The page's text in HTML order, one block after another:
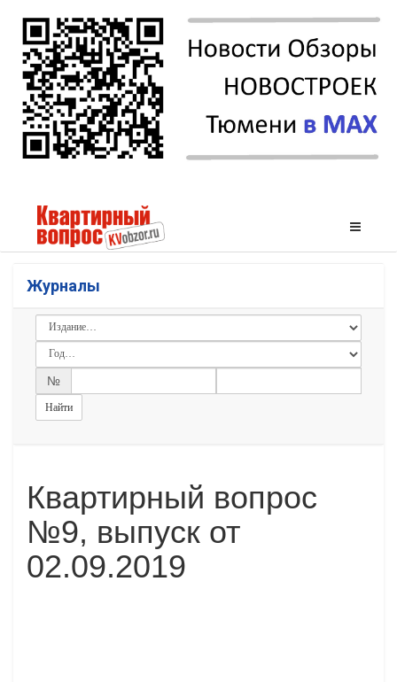
Журналы
№
Найти
Квартирный вопрос
№9, выпуск от
02.09.2019